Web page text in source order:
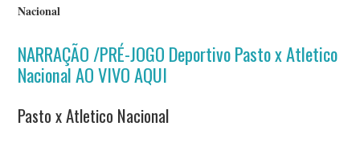
Nacional
NARRAÇÃO /PRÉ-JOGO Deportivo Pasto x Atletico
Nacional AO VIVO AQUI
Pasto x Atletico Nacional